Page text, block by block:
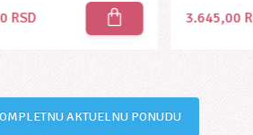
RSD 3.645,00
AKTUELNU PONUDU